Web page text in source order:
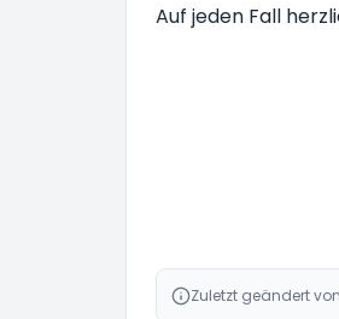
Auf jeden Fall
Zuletzt geändert von